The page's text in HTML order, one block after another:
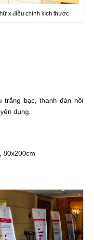
kích thước
trắng bạc, thanh đàn hồi
dụng.
80x200cm